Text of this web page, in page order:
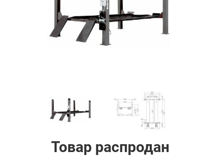
Товар распродан
Подобрать аналог